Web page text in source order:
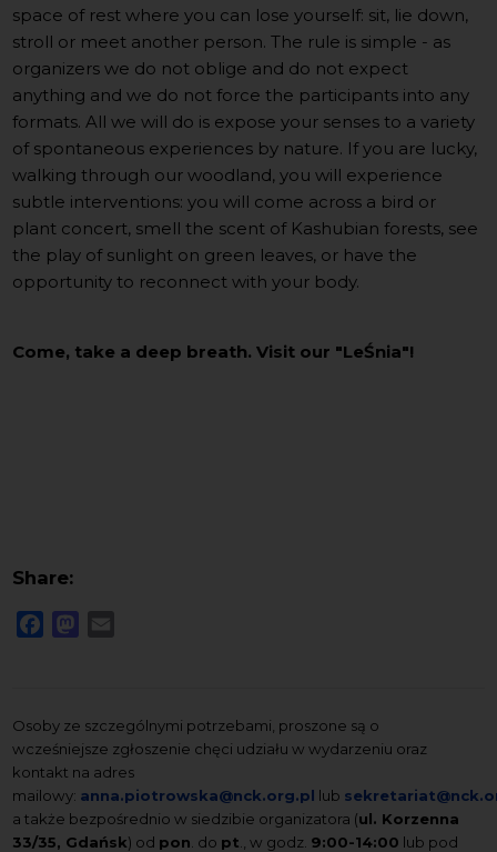
space of rest where you can lose yourself: sit, lie down,
stroll or meet another person. The rule is simple - as
organizers we do not oblige and do not expect
anything and we do not force the participants into any
formats. All we will do is expose your senses to a variety
of spontaneous experiences by nature. If you are lucky,
walking through our woodland, you will experience
subtle interventions: you will come across a bird or
plant concert, smell the scent of Kashubian forests, see
the play of sunlight on green leaves, or have the
opportunity to reconnect with your body.
Come, take a deep breath. Visit our "LeŚnia"!
Share:
FacebookMastodon
Osoby ze szczególnymi potrzebami, proszone są o
wcześniejsze zgłoszenie chęci udziału w wydarzeniu oraz
kontakt na adres
mailowy: anna.piotrowska@nck.org.pl lub
a także bezpośrednio w siedzibie organizatora (ul. Korzenna
33/35, Gdańsk) od pon . do pt ., w godz. 9:00-14:00 lub pod